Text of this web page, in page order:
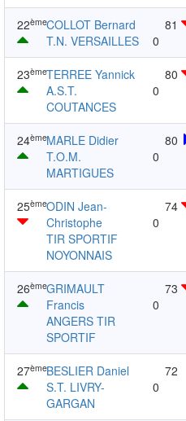
22èmeCOLLOT Bernard
T.N. VERSAILLES
81
0
23èmeTERREE Yannick
A.S.T.
COUTANCES
80
0
24èmeMARLE Didier
T.O.M.
MARTIGUES
80
0
25èmeODIN Jean-
Christophe
TIR SPORTIF
NOYONNAIS
74
0
26èmeGRIMAULT
Francis
ANGERS TIR
SPORTIF
73
0
27èmeBESLIER Daniel
S.T. LIVRY-
GARGAN
72
0